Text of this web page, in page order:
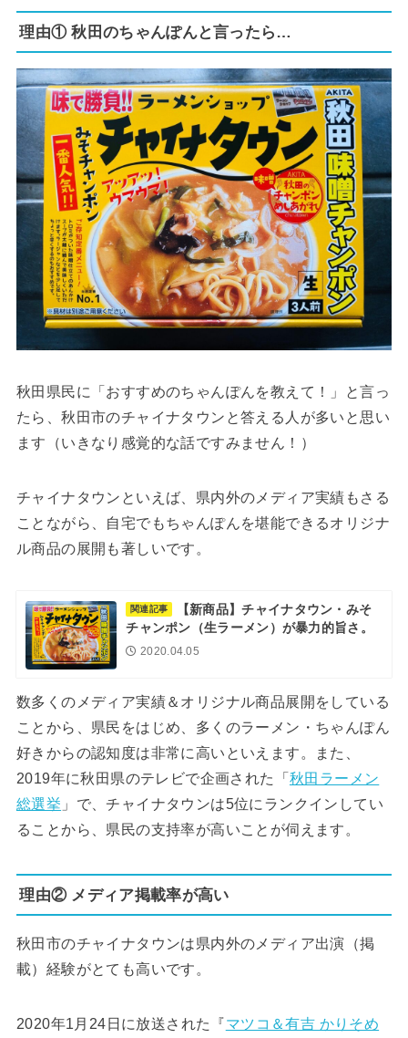
理由① 秋田のちゃんぽんと言ったら…
秋田県民に「おすすめのちゃんぽんを教えて！」と言っ
たら、秋田市のチャイナタウンと答える人が多いと思い
ます（いきなり感覚的な話ですみません！）
チャイナタウンといえば、県内外のメディア実績もさる
ことながら、自宅でもちゃんぽんを堪能できるオリジナ
ル商品の展開も著しいです。
関連記事
【新商品】チャイナタウン・みそ
チャンポン（生ラーメン）が暴力的旨さ。
2020.04.05
数多くのメディア実績＆オリジナル商品展開をしている
ことから、県民をはじめ、多くのラーメン・ちゃんぽん
好きからの認知度は非常に高いといえます。また、
2019年に秋田県のテレビで企画された「 秋田ラーメン
総選挙 」で、チャイナタウンは5位にランクインしてい
ることから、県民の支持率が高いことが伺えます。
理由② メディア掲載率が高い
秋田市のチャイナタウンは県内外のメディア出演（掲
載）経験がとても高いです。
2020年1月24日に放送された『マツコ＆有吉 かりそめ